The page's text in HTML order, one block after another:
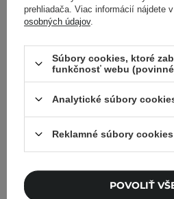
Boucleme - Dry Scalp
Serum - Hydratačné
30ml
PRIDAŤ DO KOŠÍKA
prehliadača. Viac informácií nájdete v
osobných údajov.
Súbory cookies, ktoré
funkčnosť webu
Analytické súbory
Reklamné súbory cookies
POVOLIŤ